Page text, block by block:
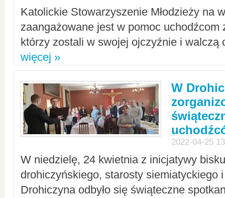
Katolickie Stowarzyszenie Młodzieży na
zaangażowane jest w pomoc uchodźcom
którzy zostali w swojej ojczyźnie i walczą
więcej »
W
2022-04-25
W niedzielę, 24 kwietnia z inicjatywy
drohiczyńskiego, starosty siemiatyckiego
Drohiczyna odbyło się świąteczne